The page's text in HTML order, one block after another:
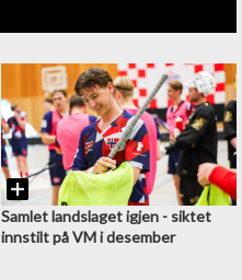
Samlet landslaget igjen - siktet
innstilt på VM i desember